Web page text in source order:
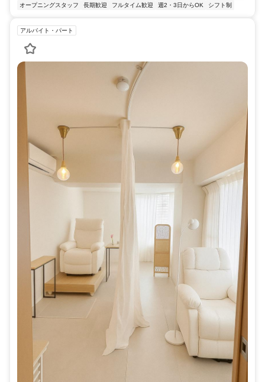
オープニングスタッフ
長期歓迎 フルタイム歓迎 週2・3日からOK シフト制
アルバイト・パート